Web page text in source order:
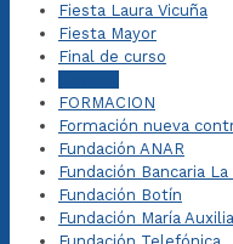
Fiesta Laura Vicuña
Fiesta Mayor
Final de curso
FORMACION
Formación nueva
Fundación ANAR
Fundación Bancaria La
Fundación Botín
Fundación María